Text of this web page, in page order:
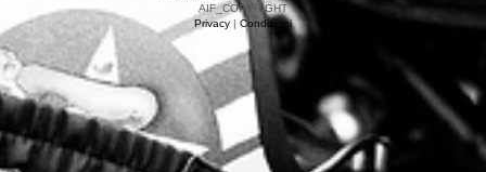
AIF_COPYRIGHT
Privacy | Condizioni